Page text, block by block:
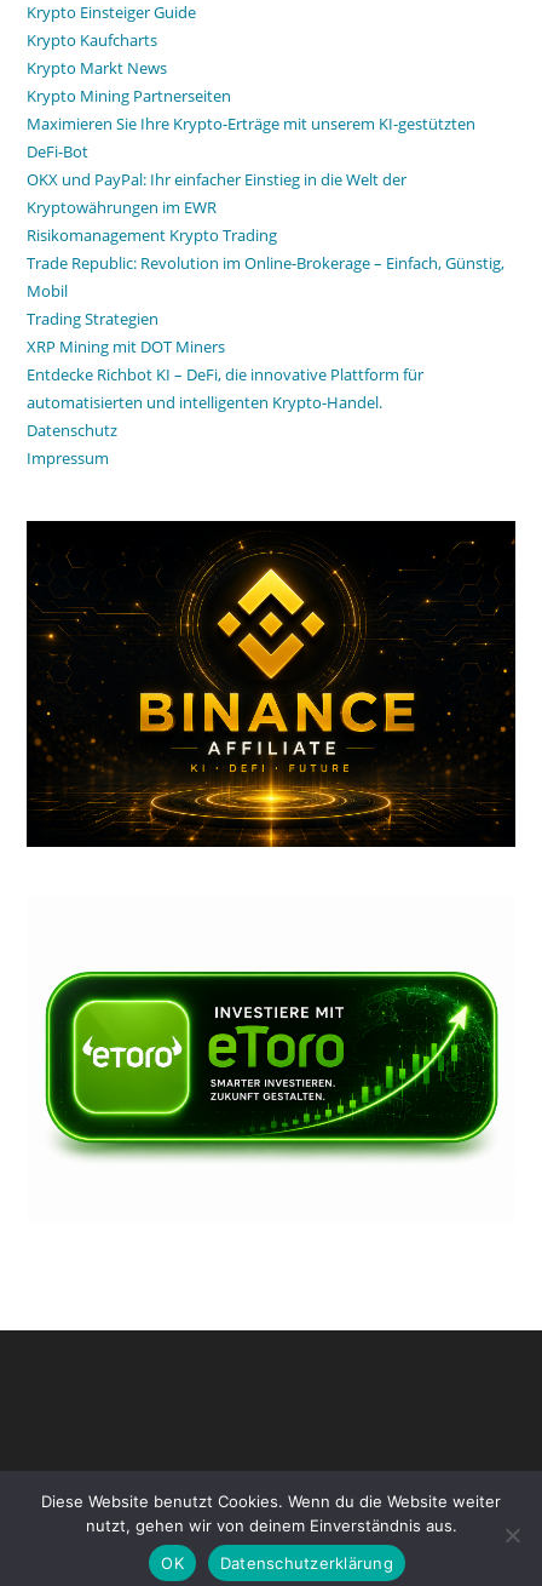
Krypto Einsteiger Guide
Krypto Kaufcharts
Krypto Markt News
Krypto Mining Partnerseiten
Maximieren Sie Ihre Krypto-Erträge mit unserem KI-gestützten
DeFi-Bot
OKX und PayPal: Ihr einfacher Einstieg in die Welt der
Kryptowährungen im EWR
Risikomanagement Krypto Trading
Trade Republic: Revolution im Online-Brokerage – Einfach, Günstig,
Mobil
Trading Strategien
XRP Mining mit DOT Miners
Entdecke Richbot KI – DeFi, die innovative Plattform für
automatisierten und intelligenten Krypto-Handel.
Datenschutz
Impressum
Copyright [oceanwp_date] - www.ki-defi.de
Diese Website benutzt Cookies. Wenn du die Website weiter
nutzt, gehen wir von deinem Einverständnis aus.
OK
Datenschutzerklärung